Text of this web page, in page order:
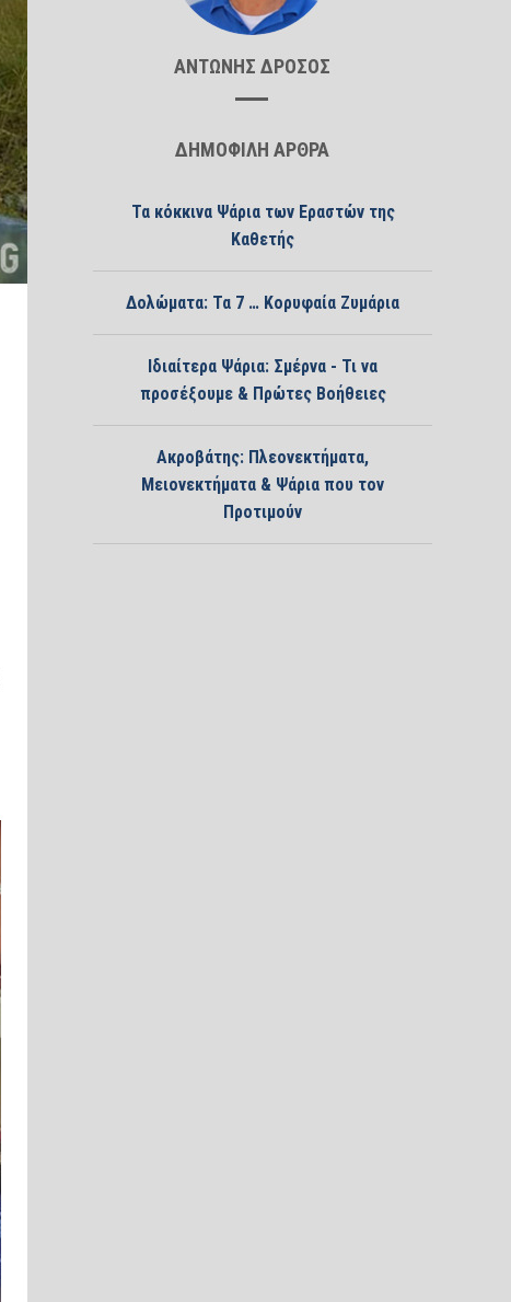
ΑΝΤΩΝΗΣ ΔΡΟΣΟΣ
ΔΗΜΟΦΙΛΗ ΑΡΘΡΑ
Τα κόκκινα Ψάρια των Εραστών της
Καθετής
Δολώματα: Τα 7 … Κορυφαία Ζυμάρια
Ιδιαίτερα Ψάρια: Σμέρνα - Τι να
προσέξουμε & Πρώτες Βοήθειες
Ακροβάτης: Πλεονεκτήματα,
Μειονεκτήματα & Ψάρια που τον
Προτιμούν